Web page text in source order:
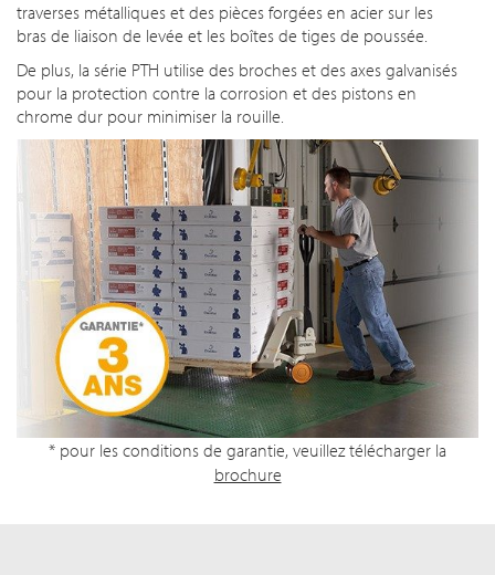
traverses métalliques et des pièces forgées en acier sur les
bras de liaison de levée et les boîtes de tiges de poussée.
De plus, la série PTH utilise des broches et des axes galvanisés
pour la protection contre la corrosion et des pistons en
chrome dur pour minimiser la rouille.
* pour les conditions de garantie, veuillez télécharger la
brochure